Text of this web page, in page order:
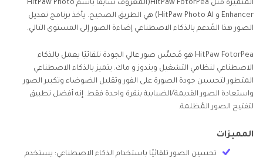
المتميزة مثل HitPaw FotorPea(المعروف سابقًا باسم HitPaw Photo
Enhancer و HitPaw Photo Al) هي الطريق الصحيح. يأخذ برنامج تعديل
الصور هذا المُدعم بالذكاء الاصطناعي إضاءة الصور إلى المستوى التالي.
HitPaw FotorPea هو مُحسِّن صور عالي الجودة تلقائيًا يعمل بالذكاء
الاصطناعي لنظامي التشغيل ويندوز و ماك. يتميز بالذكاء الاصطناعي
المتطور لتحسين جودة الصورة على الفور وتقليل الضوضاء وتكبير الصور
واستعادة الصور القديمة/الضبابية بنقرة واحدة فقط. إنه أفضل تطبيق
لتفتيح الصور المُظلمة.
المميزات
تحسين الصور تلقائيًا باستخدام الذكاء الاصطناعي: يستخدم